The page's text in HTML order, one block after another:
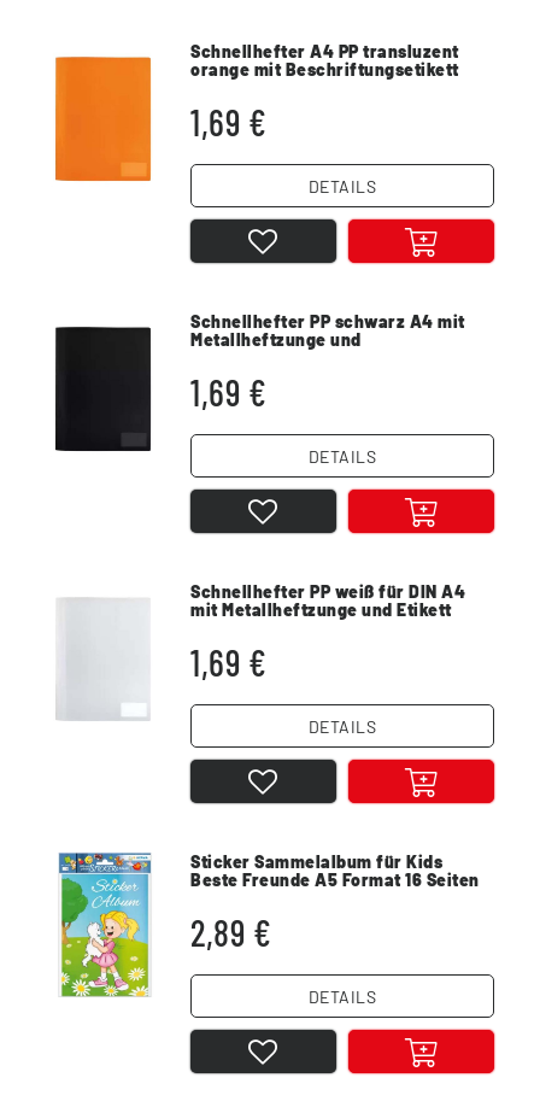
Schnellhefter A4 PP transluzent
orange mit Beschriftungsetikett
1,69 €
DETAILS
Schnellhefter PP schwarz A4 mit
Metallheftzunge und
1,69 €
DETAILS
Schnellhefter PP weiß für DIN A4
mit Metallheftzunge und Etikett
1,69 €
DETAILS
Sticker Sammelalbum für Kids
Beste Freunde A5 Format 16 Seiten
2,89 €
DETAILS